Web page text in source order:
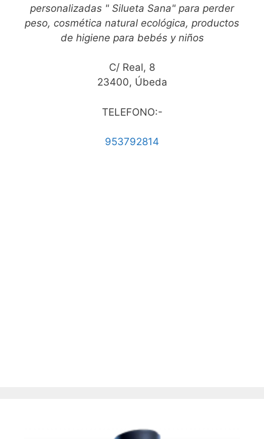
personalizadas " Silueta Sana" para perder
peso, cosmética natural ecológica, productos
de higiene para bebés y niños
C/ Real, 8
23400, Úbeda
TELEFONO:-
953792814